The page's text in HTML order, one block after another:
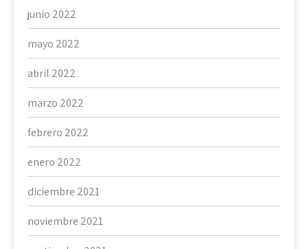
junio 2022
mayo 2022
abril 2022
marzo 2022
febrero 2022
enero 2022
diciembre 2021
noviembre 2021